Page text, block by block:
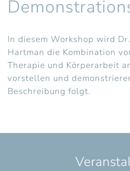
In diesem Workshop wird
Hartman die Kombination
Therapie und Körperarbeit
vorstellen und
Beschreibung folgt.